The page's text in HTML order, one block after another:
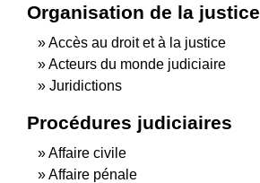
Organisation de la justice
Accès au droit et à la justice
Acteurs du monde judiciaire
Juridictions
Procédures judiciaires
Affaire civile
Affaire pénale